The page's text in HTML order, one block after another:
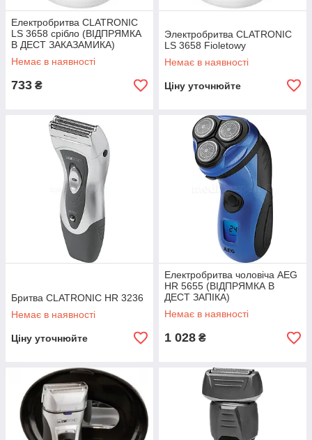
Електробритва CLATRONIC
LS 3658 срібло (ВІДПРЯМКА
В ДЕСТ ЗАКАЗАМИКА)
Немає в наявності
733 ₴
Электробритва CLATRONIC
LS 3658 Fioletowy
Немає в наявності
Ціну уточнюйте
Бритва CLATRONIC HR 3236
Немає в наявності
Ціну уточнюйте
Електробритва чоловіча AEG
HR 5655 (ВІДПРЯМКА В
ДЕСТ ЗАПІКА)
Немає в наявності
1 028 ₴